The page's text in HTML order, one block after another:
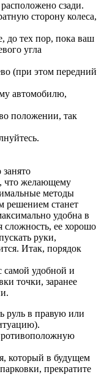
сзади.
сторону колеса,
тех пор, пока ваш
угла
(при этом передний
автомобилю,
положении, так
что желающему
методы
решением станет
удобна в
сложность, ее хорошо
руки,
Итак, порядок
удобной и
точки, заранее
руль в правую или
который в будущем
прекратите